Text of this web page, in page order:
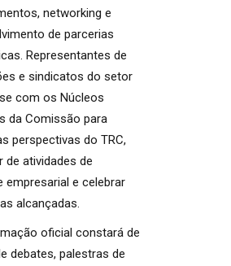
networking e
de parcerias
Representantes de
e sindicatos do setor
com os Núcleos
da Comissão para
perspectivas do TRC,
de atividades de
empresarial e celebrar
alcançadas.
oficial constará de
debates, palestras de